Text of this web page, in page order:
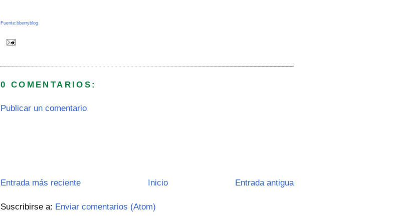
Fuente:bberryblog
0 COMENTARIOS:
Publicar un comentario
Entrada más reciente Entrada antigua
Inicio
Suscribirse a: Enviar comentarios (Atom)